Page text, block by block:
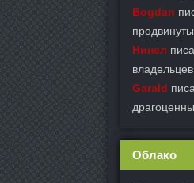
Bogdan
Нинел
владельцев
Garald
Облако